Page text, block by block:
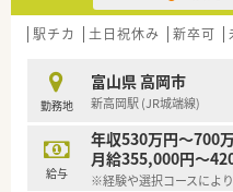
域は多種多様です。
■在宅実施店舗は年々増
■育児休暇は3歳まで取
時短勤務ができるよう変
■年間休日が120日とワ
■日用品から常備薬まで
たくさんあります！
駅チカ 土日祝休み 新卒可
勤務地
富山県 高岡市
新高岡駅 (JR城端線)
給与
年収530万円～700
月給355,000円～
※経験や選択コースによ